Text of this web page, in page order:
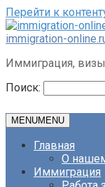
Перейти к
immigration-
Иммиграция,
Поиск:
MENUMENU
Главная
О
Иммиграция